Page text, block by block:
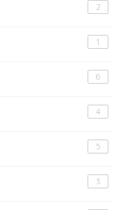
2
1
6
4
5
3